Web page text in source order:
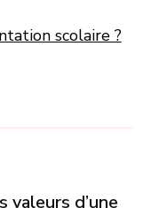
scolaire ?
d’une